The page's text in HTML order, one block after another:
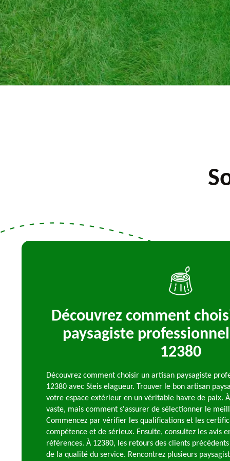
Découvrez comment
paysagiste
12380
Découvrez comment choisir un artisan paysagiste
12380 avec Steis elagueur. Trouver le bon artisan
votre espace extérieur en un véritable havre de paix.
vaste, mais comment s'assurer de sélectionner le
Commencez par vérifier les qualifications et les
compétence et de sérieux. Ensuite, consultez les avis
références. À 12380, les retours des clients
de la qualité du service. Rencontrez plusieurs